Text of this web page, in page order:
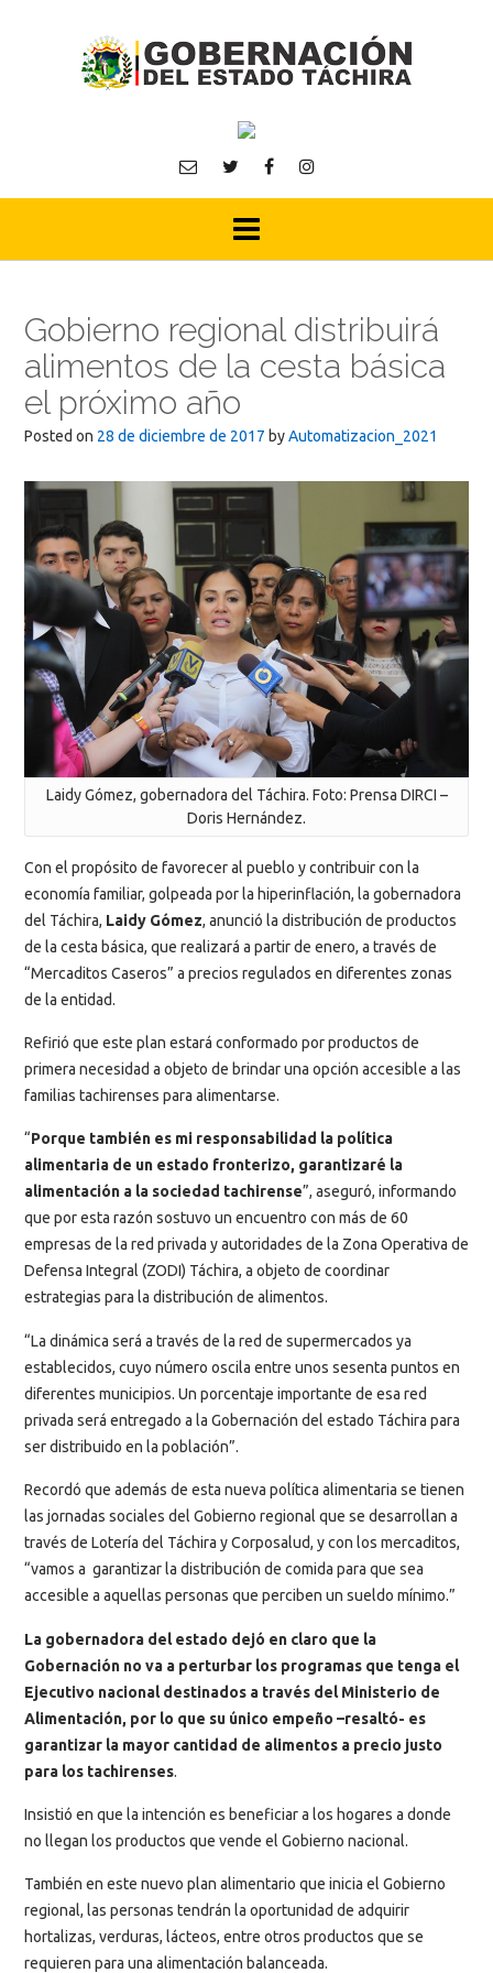
Gobierno regional distribuirá
alimentos de la cesta básica
el próximo año
Posted on 28 de diciembre de 2017 byAutomatizacion_2021
Laidy Gómez, gobernadora del Táchira. Foto: Prensa DIRCI –
Doris Hernández.
Con el propósito de favorecer al pueblo y contribuir con la
economía familiar, golpeada por la hiperinflación, la gobernadora
del Táchira, Laidy Gómez, anunció la distribución de productos
de la cesta básica, que realizará a partir de enero, a través de
“Mercaditos Caseros” a precios regulados en diferentes zonas
de la entidad.
Refirió que este plan estará conformado por productos de
primera necesidad a objeto de brindar una opción accesible a las
familias tachirenses para alimentarse.
“Porque también es mi responsabilidad la política
alimentaria de un estado fronterizo, garantizaré la
alimentación a la sociedad tachirense”, aseguró, informando
que por esta razón sostuvo un encuentro con más de 60
empresas de la red privada y autoridades de la Zona Operativa de
Defensa Integral (ZODI) Táchira, a objeto de coordinar
estrategias para la distribución de alimentos.
“La dinámica será a través de la red de supermercados ya
establecidos, cuyo número oscila entre unos sesenta puntos en
diferentes municipios. Un porcentaje importante de esa red
privada será entregado a la Gobernación del estado Táchira para
ser distribuido en la población”.
Recordó que además de esta nueva política alimentaria se tienen
las jornadas sociales del Gobierno regional que se desarrollan a
través de Lotería del Táchira y Corposalud, y con los mercaditos,
“vamos a garantizar la distribución de comida para que sea
accesible a aquellas personas que perciben un sueldo mínimo.”
La gobernadora del estado dejó en claro que la
Gobernación no va a perturbar los programas que tenga el
Ejecutivo nacional destinados a través del Ministerio de
Alimentación, por lo que su único empeño –resaltó- es
garantizar la mayor cantidad de alimentos a precio justo
para los tachirenses.
Insistió en que la intención es beneficiar a los hogares a donde
no llegan los productos que vende el Gobierno nacional.
También en este nuevo plan alimentario que inicia el Gobierno
regional, las personas tendrán la oportunidad de adquirir
hortalizas, verduras, lácteos, entre otros productos que se
requieren para una alimentación balanceada.